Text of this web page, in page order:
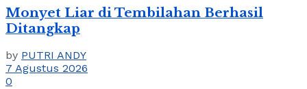
Monyet Liar di Tembilahan Berhasil
Ditangkap
by PUTRI ANDY
7 Agustus 2026
0